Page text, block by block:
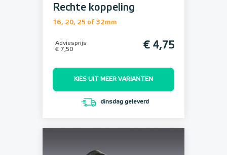
Rechte koppeling
16, 20, 25 of 32mm
Adviesprijs
€ 7,50
€ 4,75
KIES UIT MEER VARIANTEN
dinsdag geleverd